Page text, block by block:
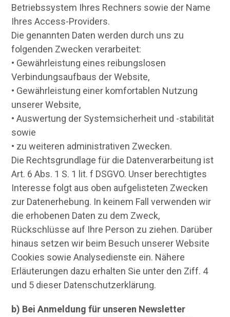
Betriebssystem Ihres Rechners sowie der Name
Ihres Access-Providers.
Die genannten Daten werden durch uns zu
folgenden Zwecken verarbeitet:
• Gewährleistung eines reibungslosen
Verbindungsaufbaus der Website,
• Gewährleistung einer komfortablen Nutzung
unserer Website,
• Auswertung der Systemsicherheit und -stabilität
sowie
• zu weiteren administrativen Zwecken.
Die Rechtsgrundlage für die Datenverarbeitung ist
Art. 6 Abs. 1 S. 1 lit. f DSGVO. Unser berechtigtes
Interesse folgt aus oben aufgelisteten Zwecken
zur Datenerhebung. In keinem Fall verwenden wir
die erhobenen Daten zu dem Zweck,
Rückschlüsse auf Ihre Person zu ziehen. Darüber
hinaus setzen wir beim Besuch unserer Website
Cookies sowie Analysedienste ein. Nähere
Erläuterungen dazu erhalten Sie unter den Ziff. 4
und 5 dieser Datenschutzerklärung.
b) Bei Anmeldung für unseren Newsletter